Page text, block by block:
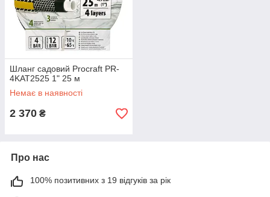
Шланг садовий Procraft PR-
4KAT2525 1" 25 м
Немає в наявності
2 370 ₴
Про нас
100% позитивних з 19 відгуків за рік